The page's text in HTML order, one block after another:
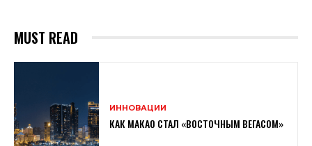
MUST READ
ИННОВАЦИИ
КАК МАКАО СТАЛ «ВОСТОЧНЫМ ВЕГАСОМ»